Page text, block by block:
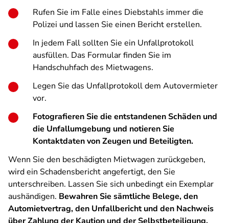
Rufen Sie im Falle eines Diebstahls immer die
Polizei und lassen Sie einen Bericht erstellen.
In jedem Fall sollten Sie ein Unfallprotokoll
ausfüllen. Das Formular finden Sie im
Handschuhfach des Mietwagens.
Legen Sie das Unfallprotokoll dem Autovermieter
vor.
Fotografieren Sie die entstandenen Schäden und
die Unfallumgebung und notieren Sie
Kontaktdaten von Zeugen und Beteiligten.
Wenn Sie den beschädigten Mietwagen zurückgeben,
wird ein Schadensbericht angefertigt, den Sie
unterschreiben. Lassen Sie sich unbedingt ein Exemplar
aushändigen. Bewahren Sie sämtliche Belege, den
Automietvertrag, den Unfallbericht und den Nachweis